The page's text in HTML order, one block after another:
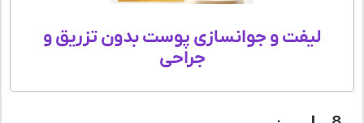
لیفت و جوانسازی پوست بدون تزریق و
جراحی